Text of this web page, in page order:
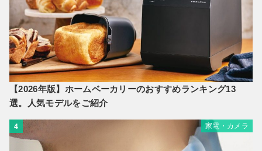
【2026年版】ホームベーカリーのおすすめランキング13
選。人気モデルをご紹介
4 家電・カメラ